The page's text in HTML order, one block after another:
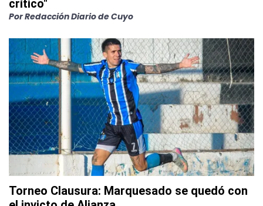
crítico"
PorRedacción Diario de Cuyo
Torneo Clausura: Marquesado se quedó con